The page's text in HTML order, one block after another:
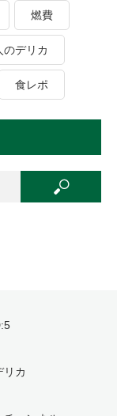
燃費
のデリカ
食レポ
リカ